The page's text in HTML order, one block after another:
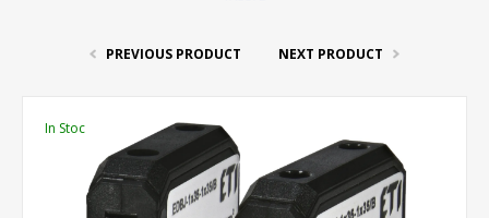
PREVIOUS PRODUCT NEXT PRODUCT
In Stoc